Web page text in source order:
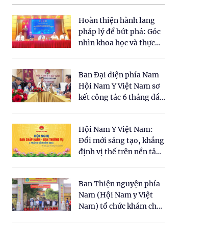
Hoàn thiện hành lang
pháp lý để bứt phá: Góc
nhìn khoa học và thực
cho Luật Y dược cổ
truyền Việt Nam"
Ban Đại diện phía Nam
Hội Nam Y Việt Nam sơ
kết công tác 6 tháng đầu
Hội Nam Y Việt Nam:
Đổi mới sáng tạo, khẳng
định vị thế trên nền tảng
Ban Thiện nguyện phía
Nam (Hội Nam y Việt
Nam) tổ chức khám chữa